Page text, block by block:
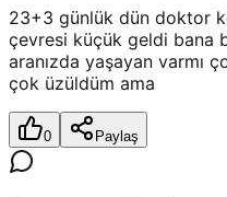
23+3 günlük dün doktor
çevresi küçük geldi bana
aranızda yaşayan varmı
çok üzüldüm ama
0 Paylaş